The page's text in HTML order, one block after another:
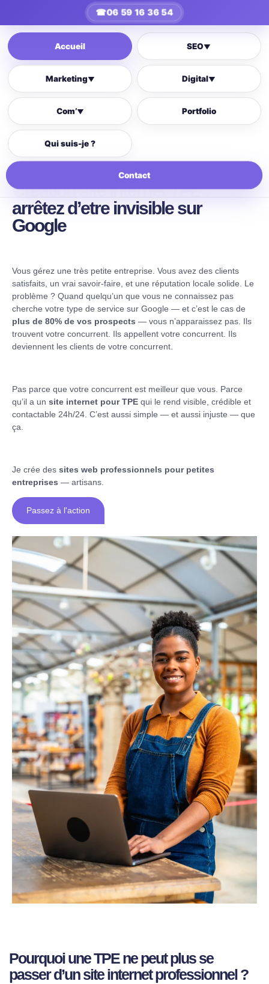
☎06 59 16 36 54
Accueil SEO▼
Marketing▼ Digital▼
Com’▼ Portfolio
Qui suis-je ?
Contact
Création site internet TPE :
arrêtez d’etre invisible sur
Google
Vous gérez une très petite entreprise. Vous avez des clients
satisfaits, un vrai savoir-faire, et une réputation locale solide. Le
problème ? Quand quelqu’un que vous ne connaissez pas
cherche votre type de service sur Google — et c’est le cas de
plus de 80% de vos prospects — vous n’apparaissez pas. Ils
trouvent votre concurrent. Ils appellent votre concurrent. Ils
deviennent les clients de votre concurrent.
Pas parce que votre concurrent est meilleur que vous. Parce
qu’il a un site internet pour TPE qui le rend visible, crédible et
contactable 24h/24. C’est aussi simple — et aussi injuste — que
ça.
Je crée des sites web professionnels pour petites
entreprises — artisans.
Passez à l'action
Pourquoi une TPE ne peut plus se
passer d’un site internet professionnel ?